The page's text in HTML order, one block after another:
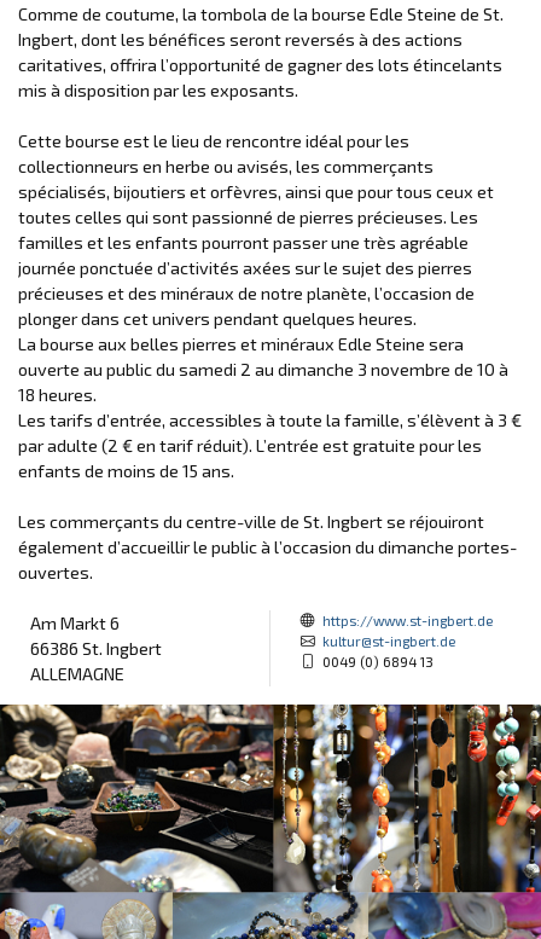
Comme de coutume, la tombola de la bourse Edle Steine de St.
Ingbert, dont les bénéfices seront reversés à des actions
caritatives, offrira l’opportunité de gagner des lots étincelants
mis à disposition par les exposants.
Cette bourse est le lieu de rencontre idéal pour les
collectionneurs en herbe ou avisés, les commerçants
spécialisés, bijoutiers et orfèvres, ainsi que pour tous ceux et
toutes celles qui sont passionné de pierres précieuses. Les
familles et les enfants pourront passer une très agréable
journée ponctuée d’activités axées sur le sujet des pierres
précieuses et des minéraux de notre planète, l’occasion de
plonger dans cet univers pendant quelques heures.
La bourse aux belles pierres et minéraux Edle Steine sera
ouverte au public du samedi 2 au dimanche 3 novembre de 10 à
18 heures.
Les tarifs d’entrée, accessibles à toute la famille, s’élèvent à 3 €
par adulte (2 € en tarif réduit). L’entrée est gratuite pour les
enfants de moins de 15 ans.
Les commerçants du centre-ville de St. Ingbert se réjouiront
également d’accueillir le public à l’occasion du dimanche portes-
ouvertes.
Am Markt 6
66386 St. Ingbert
ALLEMAGNE
https://www.st-ingbert.de
kultur@st-ingbert.de
0049 (0) 6894 13